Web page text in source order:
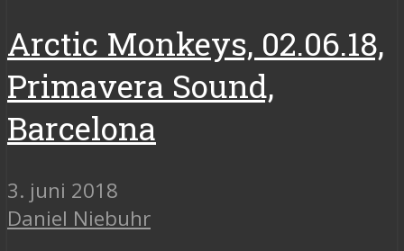
Arctic Monkeys, 02.06.18,
Primavera Sound,
Barcelona
3. juni 2018
Daniel Niebuhr